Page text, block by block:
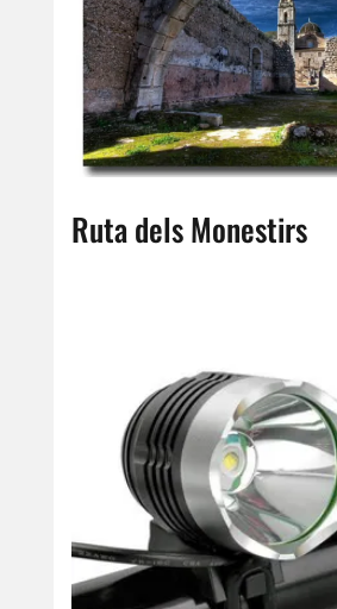
Ruta dels Monestirs